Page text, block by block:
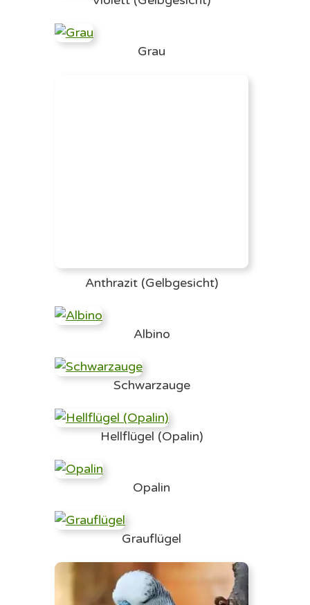
Grau
Anthrazit (Gelbgesicht)
Albino
Schwarzauge
Hellflügel (Opalin)
Opalin
Grauflügel